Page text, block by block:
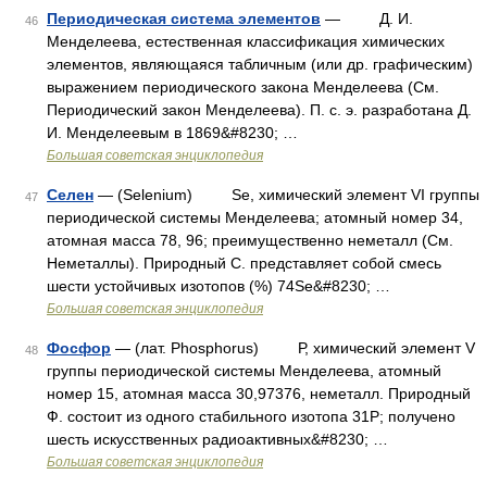
46 Периодическая система элементов — Д. И.
Менделеева, естественная классификация химических
элементов, являющаяся табличным (или др. графическим)
выражением периодического закона Менделеева (См.
Периодический закон Менделеева). П. с. э. разработана Д.
И. Менделеевым в 1869&#8230; …
Большая советская энциклопедия
47 Селен — (Selenium) Se, химический элемент VI группы
периодической системы Менделеева; атомный номер 34,
атомная масса 78, 96; преимущественно неметалл (См.
Неметаллы). Природный С. представляет собой смесь
шести устойчивых изотопов (%) 74Se&#8230; …
Большая советская энциклопедия
48 Фосфор — (лат. Phosphorus) Р, химический элемент V
группы периодической системы Менделеева, атомный
номер 15, атомная масса 30,97376, неметалл. Природный
Ф. состоит из одного стабильного изотопа 31P; получено
шесть искусственных радиоактивных&#8230; …
Большая советская энциклопедия